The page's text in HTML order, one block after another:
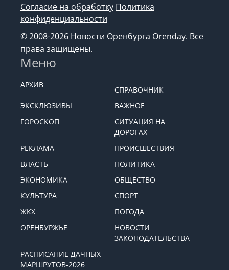
Согласие на обработку Политика
конфиденциальности
© 2008-2026 Новости Оренбурга Orenday. Все
права защищены.
Меню
АРХИВ
СПРАВОЧНИК
ЭКСКЛЮЗИВЫ
ВАЖНОЕ
ГОРОСКОП
СИТУАЦИЯ НА
ДОРОГАХ
РЕКЛАМА
ПРОИСШЕСТВИЯ
ВЛАСТЬ
ПОЛИТИКА
ЭКОНОМИКА
ОБЩЕСТВО
КУЛЬТУРА
СПОРТ
ЖКХ
ПОГОДА
ОРЕНБУРЖЬЕ
НОВОСТИ
ЗАКОНОДАТЕЛЬСТВА
РАСПИСАНИЕ ДАЧНЫХ
МАРШРУТОВ-2026